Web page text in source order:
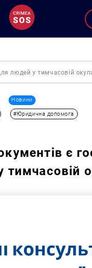
людей у тимчасовій
Новини
#Юридична допомога
є